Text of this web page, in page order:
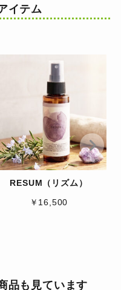
イテム
RESUM（リズム）
￥16,500
品も見ています